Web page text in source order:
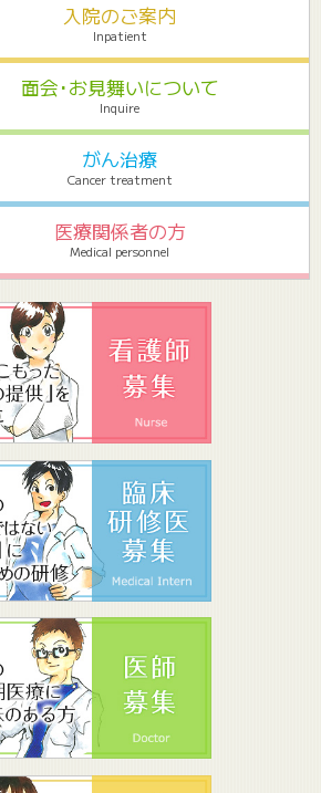
入院のご案内
Inpatient
面会･お見舞いについて
Inquire
がん治療
Cancer treatment
医療関係者の方
Medical personnel